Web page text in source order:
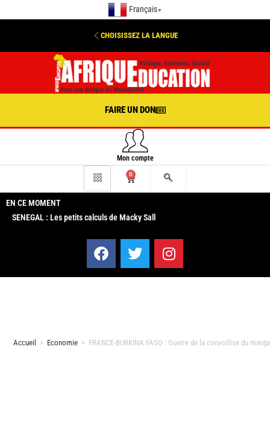
Français ▼
CHOISISSEZ LA LANGUE
FAIRE UN DON
Mon compte
0
EN CE MOMENT
SENEGAL : Les petits calculs de Macky Sall
Accueil > Economie > FRANCE-BURKINA FASO : Guerre de la convoitise du